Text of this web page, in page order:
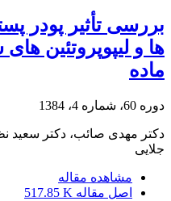
بررسی تأثیر پودر
ها و لیپوپروتئین
ماده
دوره 60، شماره 4، 1384
دکتر مهدی صائب، دکتر سعید
جلایی
مشاهده مقاله
اصل مقاله 517.85 K